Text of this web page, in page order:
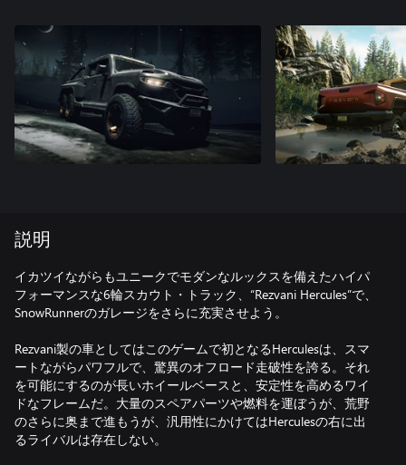
説明
イカツイながらもユニークでモダンなルックスを備えたハイパ
フォーマンスな6輪スカウト・トラック、“Rezvani Hercules”で、
SnowRunnerのガレージをさらに充実させよう。
Rezvani製の車としてはこのゲームで初となるHerculesは、スマ
ートながらパワフルで、驚異のオフロード走破性を誇る。それ
を可能にするのが長いホイールベースと、安定性を高めるワイ
ドなフレームだ。大量のスペアパーツや燃料を運ぼうが、荒野
のさらに奥まで進もうが、汎用性にかけてはHerculesの右に出
るライバルは存在しない。